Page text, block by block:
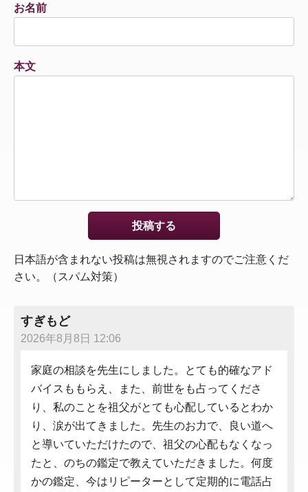
お名前
本文
日本語が含まれない投稿は無視されますのでご注意くだ
さい。（スパム対策）
すぎもど
2026年8月8日 12:06
家庭の相談を先生にしました。とても的確なアド
バイスももらえ、また、前世をも占ってくださ
り、私のことを祖父がとても心配しているとわか
り、涙が出てきました。先生のお力で、良い道へ
と導いていただけたので、祖父の心配もなくなっ
たと、のちの鑑定で教えていただきました。何度
かの鑑定、今はリピーターとして定期的に電話占